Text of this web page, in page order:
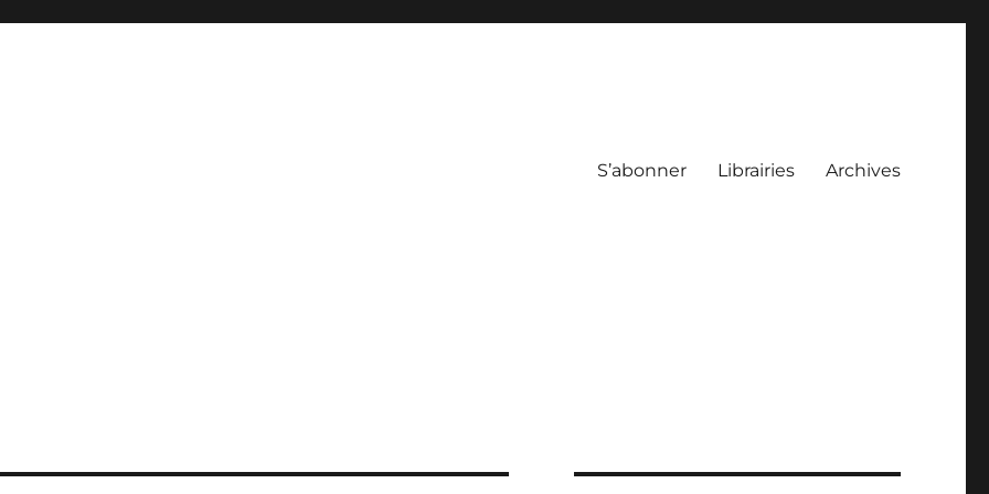
S’abonner Librairies Archives